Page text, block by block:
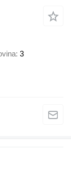
3